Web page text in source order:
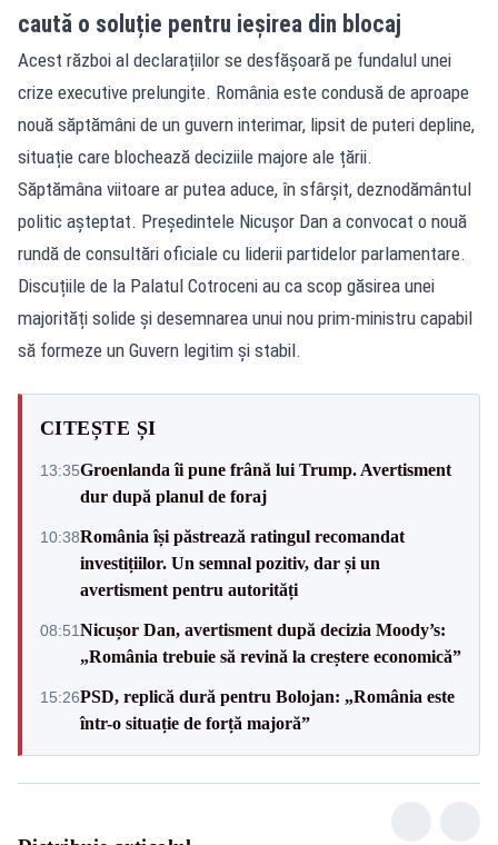
caută o soluție pentru ieșirea din blocaj
Acest război al declarațiilor se desfășoară pe fundalul unei
crize executive prelungite. România este condusă de aproape
nouă săptămâni de un guvern interimar, lipsit de puteri depline,
situație care blochează deciziile majore ale țării.
Săptămâna viitoare ar putea aduce, în sfârșit, deznodământul
politic așteptat. Președintele Nicușor Dan a convocat o nouă
rundă de consultări oficiale cu liderii partidelor parlamentare.
Discuțiile de la Palatul Cotroceni au ca scop găsirea unei
majorități solide și desemnarea unui nou prim-ministru capabil
să formeze un Guvern legitim și stabil.
CITEȘTE ȘI
13:35Groenlanda îi pune frână lui Trump. Avertisment
dur după planul de foraj
10:38România își păstrează ratingul recomandat
investițiilor. Un semnal pozitiv, dar și un
avertisment pentru autorități
08:51Nicușor Dan, avertisment după decizia Moody’s:
„România trebuie să revină la creștere economică”
15:26PSD, replică dură pentru Bolojan: „România este
într-o situație de forță majoră”